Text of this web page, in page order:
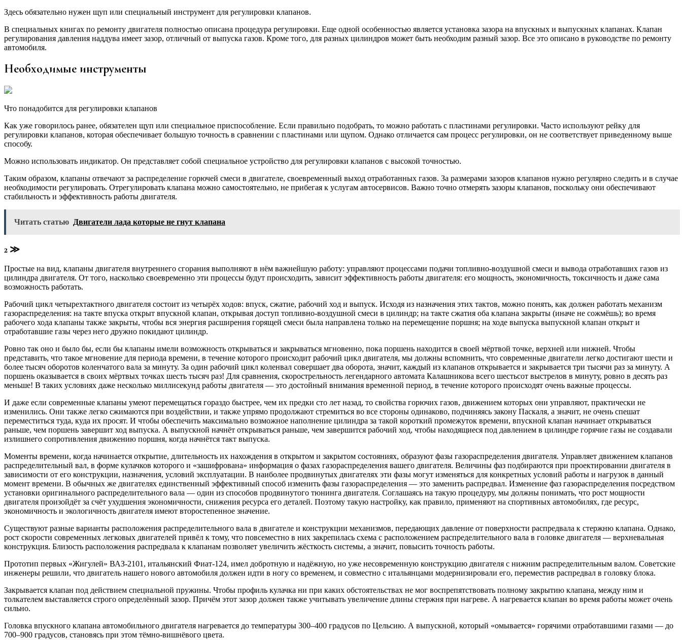
Здесь обязательно нужен щуп или специальный инструмент для регулировки клапанов.
В специальных книгах по ремонту двигателя полностью описана процедура регулировки. Еще одной особенностью является установка зазора на впускных и выпускных клапанах. Клапан
регулирования давления наддува имеет зазор, отличный от выпуска газов. Кроме того, для разных цилиндров может быть необходим разный зазор. Все это описано в руководстве по ремонту
автомобиля.
Необходимые инструменты
Что понадобится для регулировки клапанов
Как уже говорилось ранее, обязателен щуп или специальное приспособление. Если правильно подобрать, то можно работать с пластинами регулировки. Часто используют рейку для
регулировки клапанов, которая обеспечивает большую точность в сравнении с пластинами или щупом. Однако отличается сам процесс регулировки, он не соответствует приведенному выше
способу.
Можно использовать индикатор. Он представляет собой специальное устройство для регулировки клапанов с высокой точностью.
Таким образом, клапаны отвечают за распределение горючей смеси в двигателе, своевременный выход отработанных газов. За размерами зазоров клапанов нужно регулярно следить и в случае
необходимости регулировать. Отрегулировать клапана можно самостоятельно, не прибегая к услугам автосервисов. Важно точно отмерять зазоры клапанов, поскольку они обеспечивают
стабильность и эффективность работы двигателя.
Читать статью Двигатели лада которые не гнут клапана
2 ≫
Простые на вид, клапаны двигателя внутреннего сгорания выполняют в нём важнейшую работу: управляют процессами подачи топливно-воздушной смеси и вывода отработавших газов из
цилиндра двигателя. От того, насколько своевременно эти процессы будут происходить, зависит эффективность работы двигателя: его мощность, экономичность, токсичность и даже сама
возможность работать.
Рабочий цикл четырехтактного двигателя состоит из четырёх ходов: впуск, сжатие, рабочий ход и выпуск. Исходя из назначения этих тактов, можно понять, как должен работать механизм
газораспределения: на такте впуска открыт впускной клапан, открывая доступ топливно-воздушной смеси в цилиндр; на такте сжатия оба клапана закрыты (иначе не сожмёшь); во время
рабочего хода клапаны также закрыты, чтобы вся энергия расширения горящей смеси была направлена только на перемещение поршня; на ходе выпуска выпускной клапан открыт и
отработавшие газы через него дружно покидают цилиндр.
Ровно так оно и было бы, если бы клапаны имели возможность открываться и закрываться мгновенно, пока поршень находится в своей мёртвой точке, верхней или нижней. Чтобы
представить, что такое мгновение для периода времени, в течение которого происходит рабочий цикл двигателя, мы должны вспомнить, что современные двигатели легко достигают шести и
более тысяч оборотов коленчатого вала за минуту. За один рабочий цикл коленвал совершает два оборота, значит, каждый из клапанов открывается и закрывается три тысячи раз за минуту. А
поршень оказывается в своих мёртвых точках шесть тысяч раз! Для сравнения, скорострельность легендарного автомата Калашникова всего шестьсот выстрелов в минуту, ровно в десять раз
меньше! В таких условиях даже несколько миллисекунд работы двигателя — это достойный внимания временной период, в течение которого происходят очень важные процессы.
И даже если современные клапаны умеют перемещаться гораздо быстрее, чем их предки сто лет назад, то свойства горючих газов, движением которых они управляют, практически не
изменились. Они также легко сжимаются при воздействии, и также упрямо продолжают стремиться во все стороны одинаково, подчиняясь закону Паскаля, а значит, не очень спешат
переместиться туда, куда их просят. И чтобы обеспечить максимально возможное наполнение цилиндра за такой короткий промежуток времени, впускной клапан начинает открываться
раньше, чем поршень завершит ход выпуска. А выпускной начнёт открываться раньше, чем завершится рабочий ход, чтобы находящиеся под давлением в цилиндре горячие газы не создавали
излишнего сопротивления движению поршня, когда начнётся такт выпуска.
Моменты времени, когда начинается открытие, длительность их нахождения в открытом и закрытом состояниях, образуют фазы газораспределения двигателя. Управляет движением клапанов
распределительный вал, в форме кулачков которого и «зашифрована» информация о фазах газораспределения вашего двигателя. Величины фаз подбираются при проектировании двигателя в
зависимости от его конструкции, назначения, условий эксплуатации. В наиболее продвинутых двигателях эти фазы могут изменяться для конкретных условий работы и нагрузок в данный
момент времени. В обычных же двигателях единственный эффективный способ изменить фазы газораспределения — это заменить распредвал. Изменение фаз газораспределения посредством
установки оригинального распределительного вала — один из способов продвинутого тюнинга двигателя. Соглашаясь на такую процедуру, мы должны понимать, что рост мощности
двигателя произойдёт за счёт ухудшения экономичности, снижения ресурса его деталей. Поэтому такую настройку, как правило, применяют на спортивных автомобилях, где ресурс,
экономичность и экологичность двигателя имеют второстепенное значение.
Существуют разные варианты расположения распределительного вала в двигателе и конструкции механизмов, передающих давление от поверхности распредвала к стержню клапана. Однако,
рост скорости современных легковых двигателей привёл к тому, что повсеместно в них закрепилась схема с расположением распределительного вала в головке двигателя — верхневальная
конструкция. Близость расположения распредвала к клапанам позволяет увеличить жёсткость системы, а значит, повысить точность работы.
Прототип первых «Жигулей» ВАЗ-2101, итальянский Фиат-124, имел добротную и надёжную, но уже несовременную конструкцию двигателя с нижним распределительным валом. Советские
инженеры решили, что двигатель нашего нового автомобиля должен идти в ногу со временем, и совместно с итальянцами модернизировали его, переместив распредвал в головку блока.
Закрывается клапан под действием специальной пружины. Чтобы профиль кулачка ни при каких обстоятельствах не мог воспрепятствовать полному закрытию клапана, между ним и
толкателем выставляется строго определённый зазор. Причём этот зазор должен также учитывать увеличение длины стержня при нагреве. А нагревается клапан во время работы может очень
сильно.
Головка впускного клапана автомобильного двигателя нагревается до температуры 300–400 градусов по Цельсию. А выпускной, который «омывается» горячими отработавшими газами — до
700–900 градусов, становясь при этом тёмно-вишнёвого цвета.